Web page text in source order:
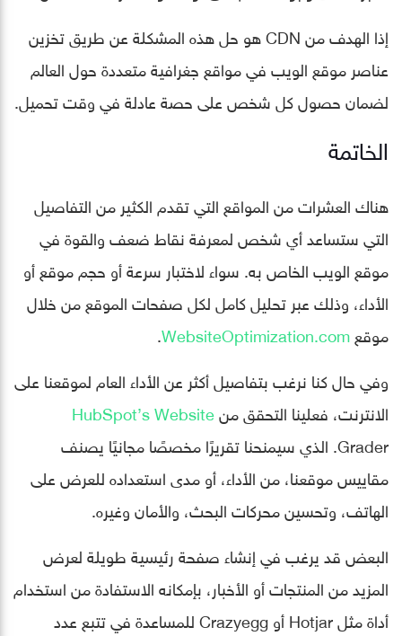
إذا الهدف من CDN هو حل هذه المشكلة عن طريق تخزين
عناصر موقع الويب في مواقع جغرافية متعددة حول العالم
لضمان حصول كل شخص على حصة عادلة في وقت تحميل.
الخاتمة
هناك العشرات من المواقع التي تقدم الكثير من التفاصيل
التي ستساعد أي شخص لمعرفة نقاط ضعف والقوة في
موقع الويب الخاص به. سواء لاختبار سرعة أو حجم موقع أو
الأداء، وذلك عبر تحليل كامل لكل صفحات الموقع من خلال
موقعWebsiteOptimization.com
.
وفي حال كنا نرغب بتفاصيل أكثر عن الأداء العام لموقعنا على
الانترنت، فعلينا التحقق منHubSpot’s Website
Grader. الذي سيمنحنا تقريرًا مخصصًا مجانيًا يصنف
مقاييس موقعنا، من الأداء، أو مدى استعداده للعرض على
الهاتف، وتحسين محركات البحث، والأمان وغيره.
البعض قد يرغب في إنشاء صفحة رئيسية طويلة لعرض
المزيد من المنتجات أو الأخبار، بإمكانه الاستفادة من استخدام
أداة مثل Hotjar أو Crazyegg للمساعدة في تتبع عدد